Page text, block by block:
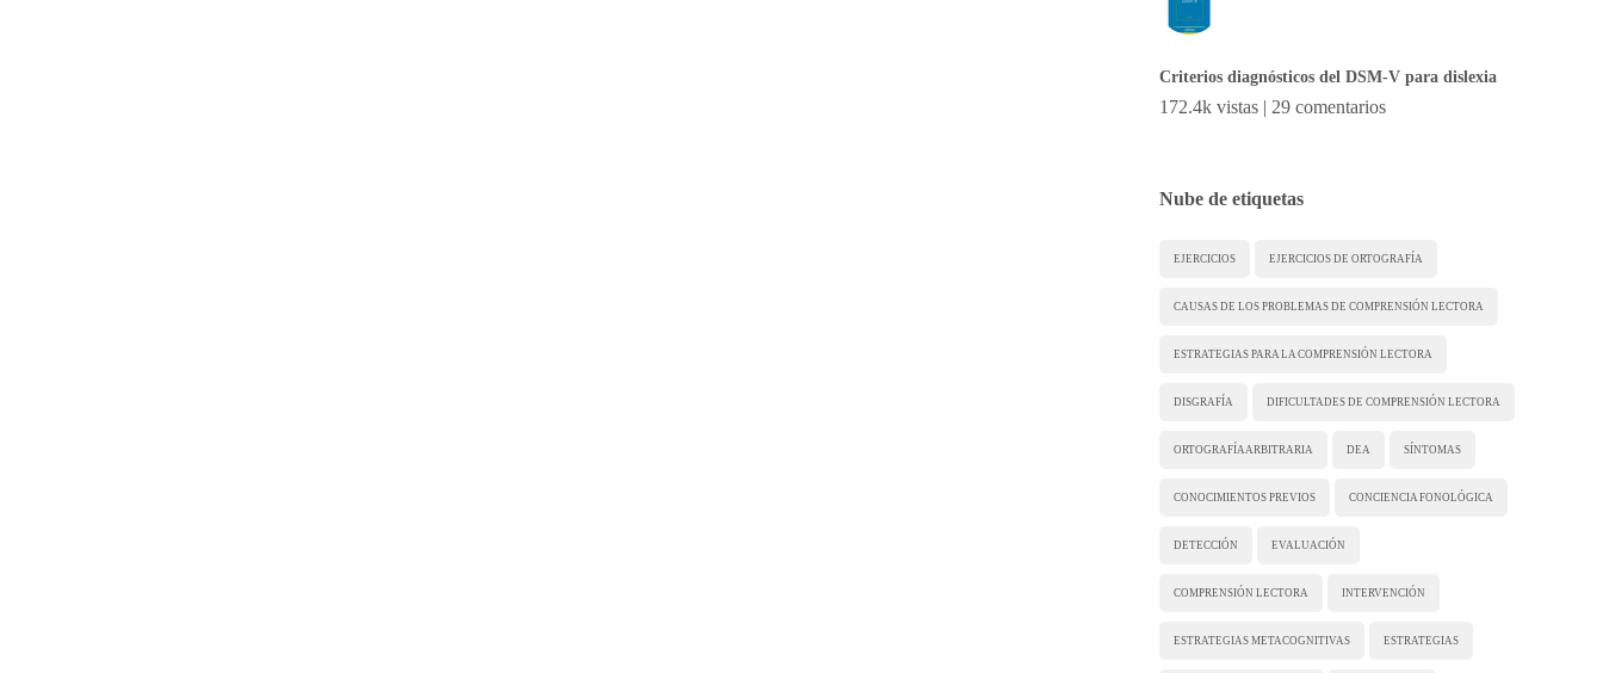
Criterios diagnósticos del DSM-V para dislexia
172.4k vistas | 29 comentarios
Nube de etiquetas
EJERCICIOS EJERCICIOS DE ORTOGRAFÍA
CAUSAS DE LOS PROBLEMAS DE COMPRENSIÓN LECTORA
ESTRATEGIAS PARA LA COMPRENSIÓN LECTORA
DISGRAFÍA DIFICULTADES DE COMPRENSIÓN LECTORA
ORTOGRAFÍA ARBITRARIA DEA SÍNTOMAS
CONOCIMIENTOS PREVIOS CONCIENCIA FONOLÓGICA
DETECCIÓN EVALUACIÓN
COMPRENSIÓN LECTORA INTERVENCIÓN
ESTRATEGIAS METACOGNITIVAS ESTRATEGIAS